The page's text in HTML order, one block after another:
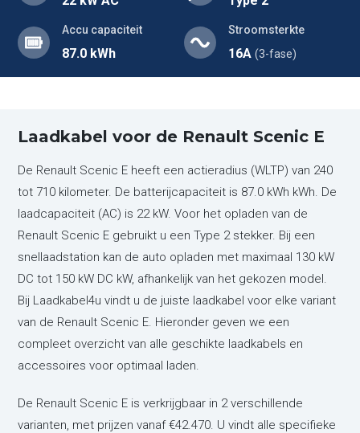
Accu capaciteit
87.0 kWh
Stroomsterkte
16A (3-fase)
Laadkabel voor de Renault Scenic E
De Renault Scenic E heeft een actieradius (WLTP) van 240
tot 710 kilometer. De batterijcapaciteit is 87.0 kWh kWh. De
laadcapaciteit (AC) is 22 kW. Voor het opladen van de
Renault Scenic E gebruikt u een Type 2 stekker. Bij een
snellaadstation kan de auto opladen met maximaal 130 kW
DC tot 150 kW DC kW, afhankelijk van het gekozen model.
Bij Laadkabel4u vindt u de juiste laadkabel voor elke variant
van de Renault Scenic E. Hieronder geven we een
compleet overzicht van alle geschikte laadkabels en
accessoires voor optimaal laden.
De Renault Scenic E is verkrijgbaar in 2 verschillende
varianten, met prijzen vanaf €42.470. U vindt alle specifieke